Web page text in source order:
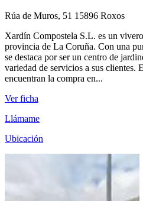
Rúa de Muros, 51 15896 Roxos
Xardín Compostela S.L. es un
provincia de La Coruña. Con una
se destaca por ser un centro de
variedad de servicios a sus clientes.
encuentran la compra en...
Ver ficha
Llámame
Ubicación